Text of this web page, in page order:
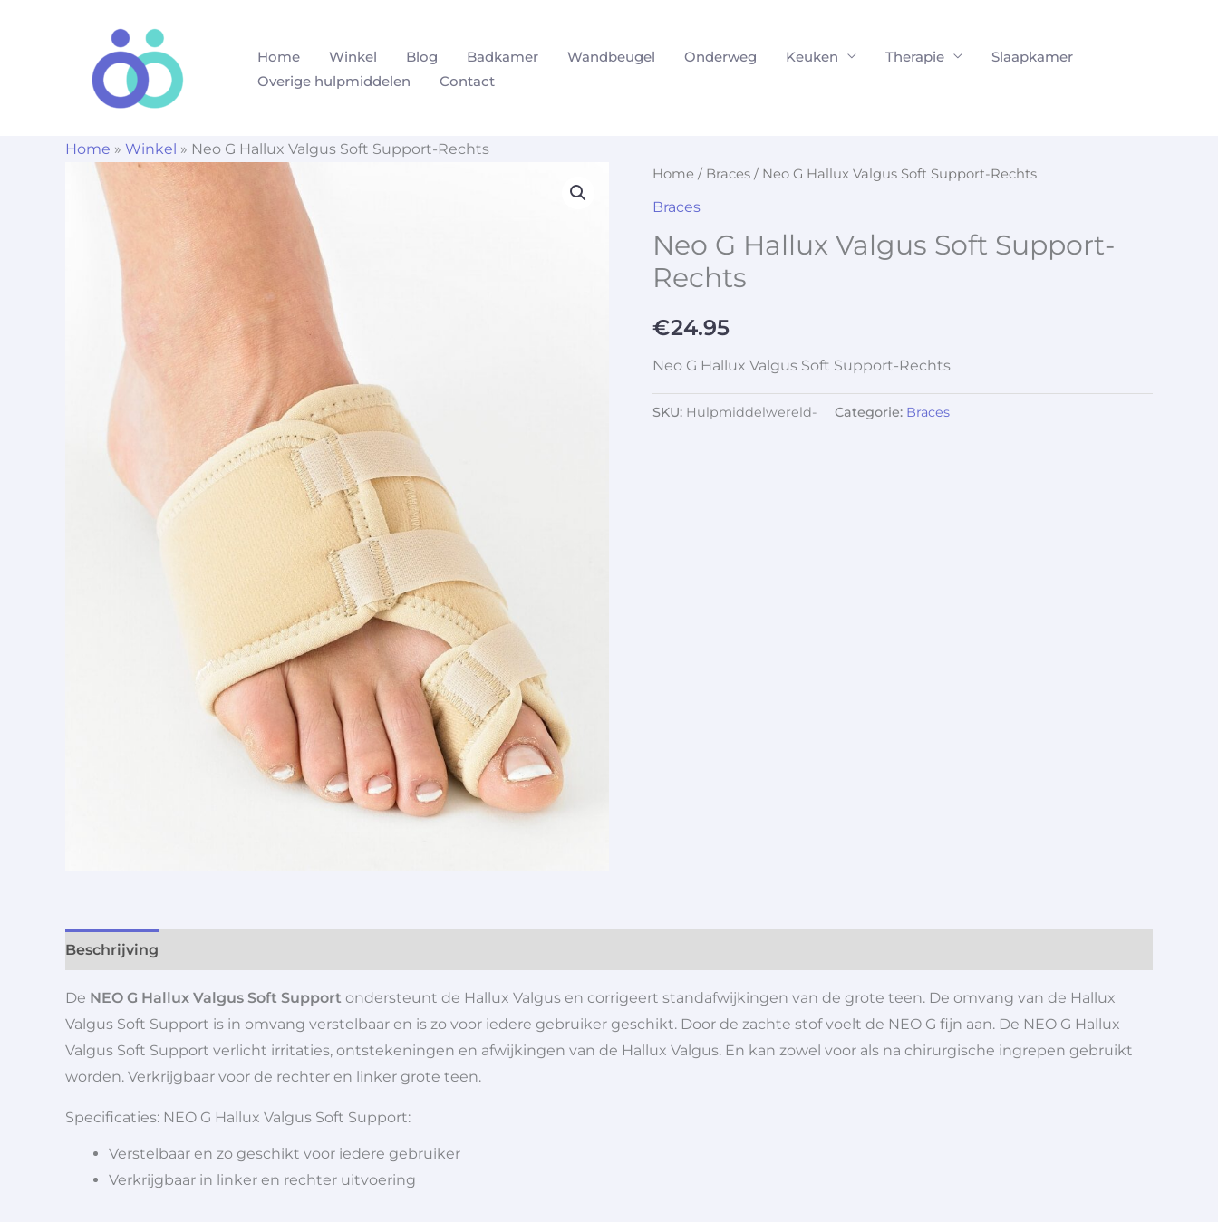
Home Winkel Blog Badkamer Wandbeugel Onderweg Keuken Therapie
Slaapkamer
Overige hulpmiddelen
Contact
Home » Winkel » Neo G Hallux Valgus Soft Support-Rechts
Home / Braces / Neo G Hallux Valgus Soft Support-Rechts
Braces
Neo G Hallux Valgus Soft Support-
Rechts
€24.95
Neo G Hallux Valgus Soft Support-Rechts
SKU: Hulpmiddelwereld- Categorie: Braces
Beschrijving
De NEO G Hallux Valgus Soft Support ondersteunt de Hallux Valgus en corrigeert standafwijkingen van de grote teen. De omvang van de Hallux
Valgus Soft Support is in omvang verstelbaar en is zo voor iedere gebruiker geschikt. Door de zachte stof voelt de NEO G fijn aan. De NEO G Hallux
Valgus Soft Support verlicht irritaties, ontstekeningen en afwijkingen van de Hallux Valgus. En kan zowel voor als na chirurgische ingrepen gebruikt
worden. Verkrijgbaar voor de rechter en linker grote teen.
Specificaties: NEO G Hallux Valgus Soft Support:
Verstelbaar en zo geschikt voor iedere gebruiker
Verkrijgbaar in linker en rechter uitvoering